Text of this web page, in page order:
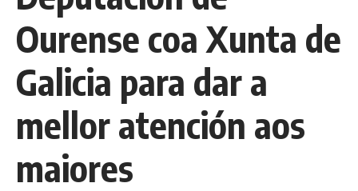
Ourense coa Xunta de
Galicia para dar a
mellor atención aos
maiores